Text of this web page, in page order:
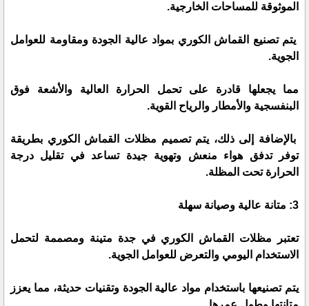
الموثوقة للمساحات الخارجية.
يتم تصنيع القماش الكوري بمواد عالية الجودة ومقاومة للعوامل
الجوية.
مما يجعلها قادرة على تحمل الحرارة العالية والأشعة فوق
البنفسجية والأمطار والرياح القوية.
بالإضافة إلى ذلك، يتم تصميم مظلات القماش الكوري بطريقة
توفر تدفق هواء منعش وتهوية جيدة تساعد في تقليل درجة
الحرارة تحت المظلة.
3: متانة عالية وصيانة سهلة
تعتبر مظلات القماش الكوري في جدة متينة ومصممة لتحمل
الاستخدام اليومي والتعرض للعوامل الجوية.
يتم تصنيعها باستخدام مواد عالية الجودة وتقنيات حديثة، مما يعزز